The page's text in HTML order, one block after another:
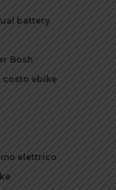
battery
Bosh
costo ebike
elettrico